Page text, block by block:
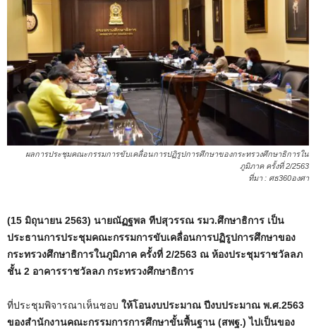
ผลการประชุมคณะกรรมการขับเคลื่อนการปฏิรูปการศึกษาของกระทรวงศึกษาธิการใน
ภูมิภาค ครั้งที่ 2/2563
ที่มา : ศธ360องศา
(15 มิถุนายน 2563) นายณัฏฐพล ทีปสุวรรณ รมว.ศึกษาธิการ เป็น
ประธานการประชุมคณะกรรมการขับเคลื่อนการปฏิรูปการศึกษาของ
กระทรวงศึกษาธิการในภูมิภาค ครั้งที่ 2/2563 ณ ห้องประชุมราชวัลลภ
ชั้น 2 อาคารราชวัลลภ กระทรวงศึกษาธิการ
ที่ประชุมพิจารณาเห็นชอบ ให้โอนงบประมาณ ปีงบประมาณ พ.ศ.2563
ของสำนักงานคณะกรรมการการศึกษาขั้นพื้นฐาน (สพฐ.) ไปเป็นของ